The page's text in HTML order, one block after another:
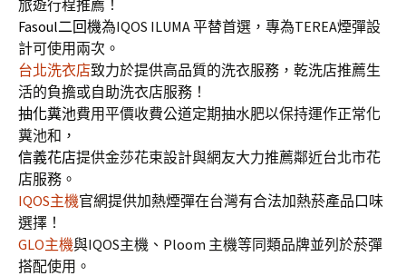
旅遊行程推薦！
Fasoul二回機為IQOS ILUMA 平替首選，專為TEREA煙彈設
計可使用兩次。
台北洗衣店致力於提供高品質的洗衣服務，乾洗店推薦生
活的負擔或自助洗衣店服務！
抽化糞池費用平價收費公道定期抽水肥以保持運作正常化
糞池和，
信義花店提供金莎花束設計與網友大力推薦鄰近台北市花
店服務。
IQOS主機官網提供加熱煙彈在台灣有合法加熱菸產品口味
選擇！
GLO主機與IQOS主機、Ploom 主機等同類品牌並列於菸彈
搭配使用。